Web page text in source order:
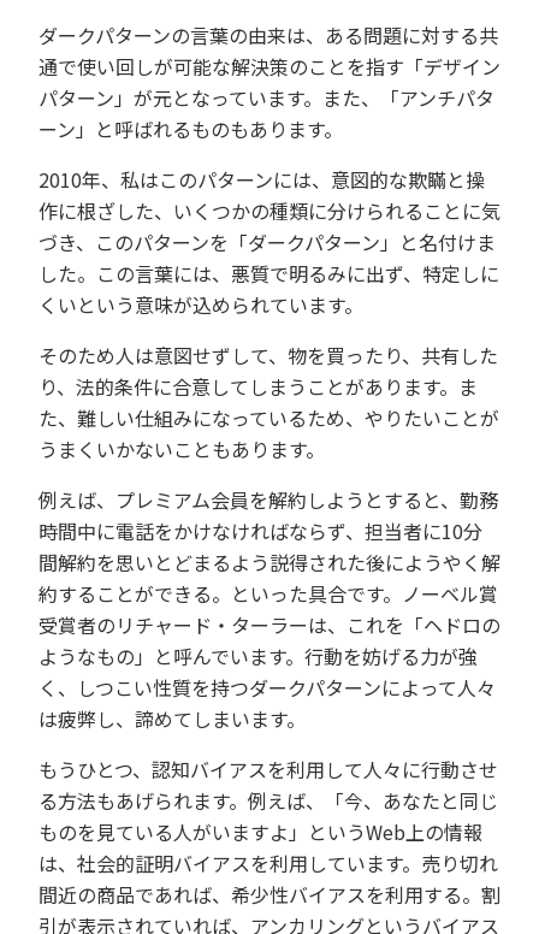
ダークパターンの言葉の由来は、ある問題に対する共
通で使い回しが可能な解決策のことを指す「デザイン
パターン」が元となっています。また、「アンチパタ
ーン」と呼ばれるものもあります。
2010年、私はこのパターンには、意図的な欺瞞と操
作に根ざした、 いくつかの種類に分けられることに気
づき、このパターンを「ダークパターン」と名付けま
した。 この言葉には、悪質で明るみに出ず、特定しに
くいという意味が込められています。
そのため人は意図せずして、物を買ったり、 共有した
り、法的条件に合意してしまうことがあります。 ま
た、難しい仕組みになっているため、やりたいことが
うまくいかないこともあります。
例えば、プレミアム会員を解約しようとすると、勤務
時間中に電話をかけなければならず、担当者に10分
間解約を思いとどまるよう説得された後にようやく解
約することができる。といった具合です。 ノーベル賞
受賞者のリチャード・ターラーは、これを「ヘドロの
ようなもの」と呼んでいます。行動を妨げる力が強
く、しつこい性質を持つダークパターンによって人々
は疲弊し、諦めてしまいます。
もうひとつ、認知バイアスを利用して人々に行動させ
る方法もあげられます。例えば、「今、あなたと同じ
ものを見ている人がいますよ」というWeb上の情報
は、社会的証明バイアスを利用しています。売り切れ
間近の商品であれば、希少性バイアスを利用する。割
引が表示されていれば、アンカリングというバイアス